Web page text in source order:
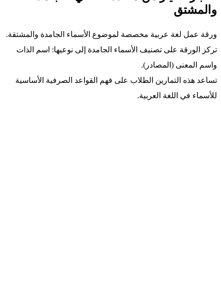
والمشتق
ورقة عمل لغة عربية مخصصة لموضوع الأسماء الجامدة والمشتقة.
تركز الورقة على تصنيف الأسماء الجامدة إلى نوعيها: اسم الذات
واسم المعنى (المصادر).
تساعد هذه التمارين الطلاب على فهم القواعد الصرفية الأساسية
للأسماء في اللغة العربية.